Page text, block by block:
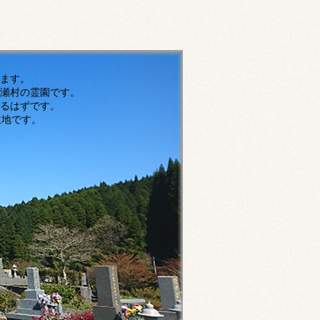
。
村の霊園です。
です。
す。